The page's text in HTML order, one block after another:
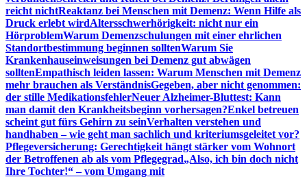
reicht nichtReaktanz bei Menschen mit Demenz: Wenn Hilfe als
Druck erlebt wirdAltersschwerhörigkeit: nicht nur ein
HörproblemWarum Demenzschulungen mit einer ehrlichen
Standortbestimmung beginnen solltenWarum Sie
Krankenhauseinweisungen bei Demenz gut abwägen
solltenEmpathisch leiden lassen: Warum Menschen mit Demenz
mehr brauchen als VerständnisGegeben, aber nicht genommen:
der stille MedikationsfehlerNeuer Alzheimer-Bluttest: Kann
man damit den Krankheitsbeginn vorhersagen?Enkel betreuen
scheint gut fürs Gehirn zu seinVerhalten verstehen und
handhaben – wie geht man sachlich und kriteriumsgeleitet vor?
Pflegeversicherung: Gerechtigkeit hängt stärker vom Wohnort
der Betroffenen ab als vom Pflegegrad„Also, ich bin doch nicht
Ihre Tochter!“ – vom Umgang mit